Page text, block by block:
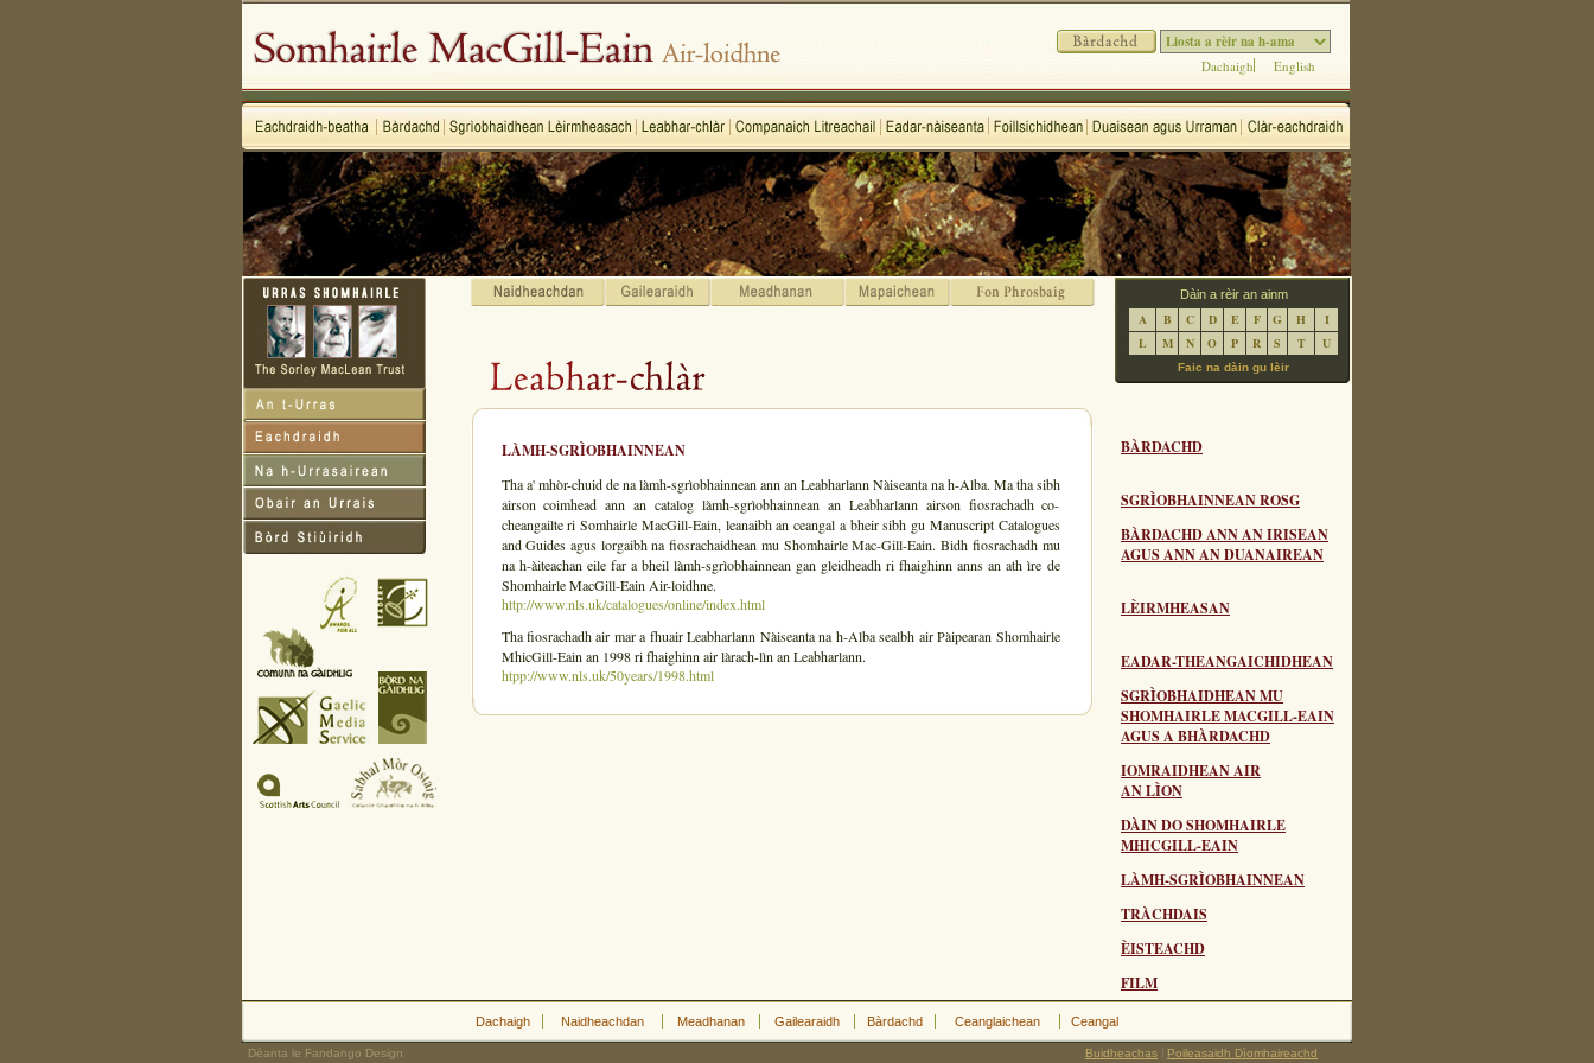
Dachaigh English
LÀMH-SGRÌOBHAINNEAN
Tha a' mhòr-chuid de na làmh-sgrìobhainnean ann an Leabharlann Nàiseanta na h-Alba. Ma tha sibh
airson coimhead ann an catalog làmh-sgrìobhainnean an Leabharlann airson fiosrachadh co-
cheangailte ri Somhairle MacGill-Eain, leanaibh an ceangal a bheir sibh gu Manuscript Catalogues
and Guides agus lorgaibh na fiosrachaidhean mu Shomhairle Mac-Gill-Eain. Bidh fiosrachadh mu
na h-àiteachan eile far a bheil làmh-sgrìobhainnean gan gleidheadh ri fhaighinn anns an ath ìre de
Shomhairle MacGill-Eain Air-loidhne.
http://www.nls.uk/catalogues/online/index.html
Tha fiosrachadh air mar a fhuair Leabharlann Nàiseanta na h-Alba sealbh air Pàipearan Shomhairle
MhicGill-Eain an 1998 ri fhaighinn air làrach-lìn an Leabharlann.
htpp://www.nls.uk/50years/1998.html
Dàin a rèir an ainm
A B C D E F G H
I
L
M N O P R S T U
Faic na dàin gu lèir
BÀRDACHD
SGRÌOBHAINNEAN ROSG
BÀRDACHD ANN AN IRISEAN
AGUS ANN AN DUANAIREAN
LÈIRMHEASAN
EADAR-THEANGAICHIDHEAN
SGRÌOBHAIDHEAN MU
SHOMHAIRLE MACGILL-EAIN
AGUS A BHÀRDACHD
IOMRAIDHEAN AIR
AN LÌON
DÀIN DO SHOMHAIRLE
MHICGILL-EAIN
LÀMH-SGRÌOBHAINNEAN
TRÀCHDAIS
ÈISTEACHD
FILM
Dachaigh Naidheachdan Meadhanan Gailearaidh Bàrdachd Ceanglaichean Ceangal
Dèanta le Fandango Design Buidheachas Poileasaidh Dìomhaireachd